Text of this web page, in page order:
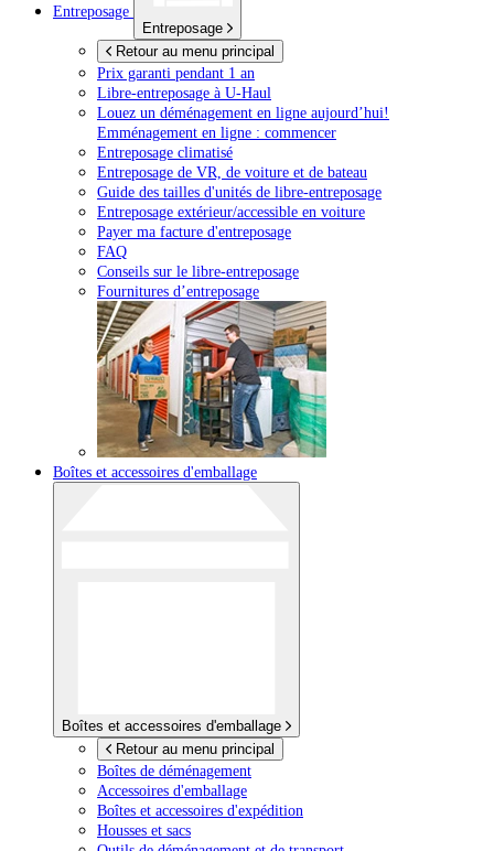
Entreposage
Entreposage
Retour au menu principal
Prix garanti pendant 1 an
Libre-entreposage à U-Haul
Louez un déménagement en ligne aujourd’hui!
Emménagement en ligne : commencer
Entreposage climatisé
Entreposage de VR, de voiture et de bateau
Guide des tailles d'unités de libre-entreposage
Entreposage extérieur/accessible en voiture
Payer ma facture d'entreposage
FAQ
Conseils sur le libre-entreposage
Fournitures d’entreposage
Boîtes et accessoires d'emballage
Boîtes et accessoires d'emballage
Retour au menu principal
Boîtes de déménagement
Accessoires d'emballage
Boîtes et accessoires d'expédition
Housses et sacs